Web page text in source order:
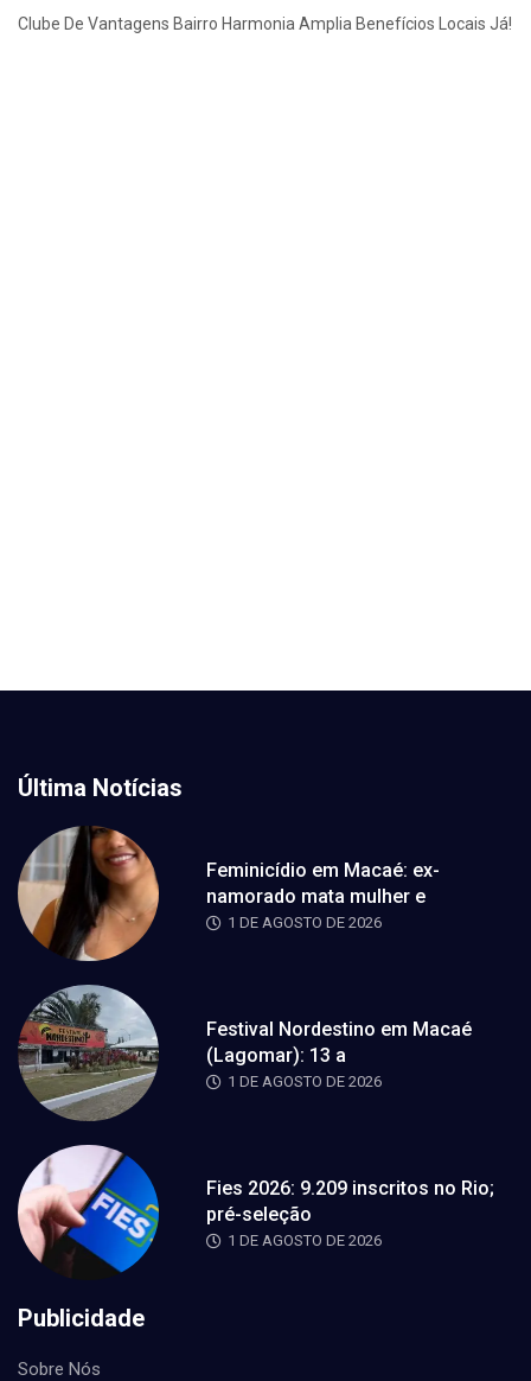
Clube De Vantagens Bairro Harmonia Amplia Benefícios Locais Já!
Última Notícias
Feminicídio em Macaé: ex-
namorado mata mulher e
1 DE AGOSTO DE 2026
Festival Nordestino em Macaé
(Lagomar): 13 a
1 DE AGOSTO DE 2026
Fies 2026: 9.209 inscritos no Rio;
pré-seleção
1 DE AGOSTO DE 2026
Publicidade
Sobre Nós